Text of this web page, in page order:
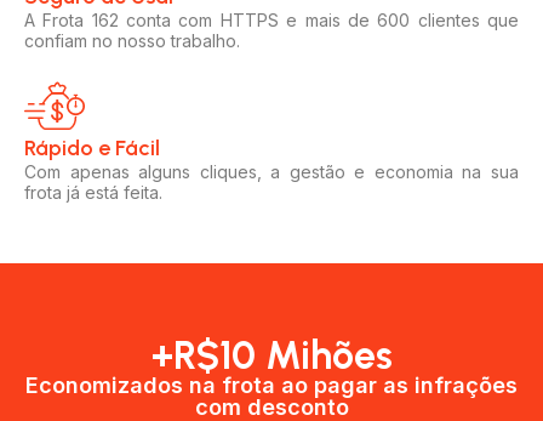
A Frota 162 conta com HTTPS e mais de 600 clientes que
confiam no nosso trabalho.
Rápido e Fácil​
Com apenas alguns cliques, a gestão e economia na sua
frota já está feita.
+R$10 Mihões
Economizados na frota ao pagar as infrações
com desconto